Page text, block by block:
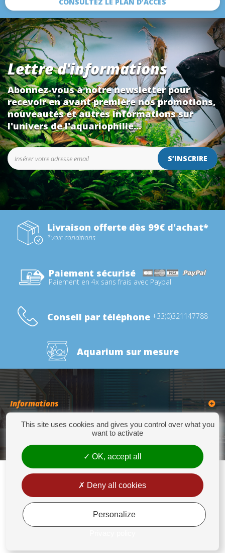
Lettre d'informations
Abonnez-vous à notre newsletter pour
recevoir en avant première nos promotions,
nouveautés et autres informations sur
l'univers de l'aquariophilie...
S’INSCRIRE
Livraison offerte dès 99€ d'achat*
*voir conditions
Paiement sécurisé
Paiement en 4x sans frais avec Paypal
Conseil par téléphone +33(0)321147788
Aquarium sur mesure
Informations
Catégories
276 Quater Route de la Bassée - 62300 LENS - Tél : +33(0)3 21 14 77 88 - Fax:
+33(0)3 21 14 77 89 - europrix@wanadoo.fr
Mentions légales
This site uses cookies and gives you control over what you
want to activate
OK, accept all
Deny all cookies
Personalize